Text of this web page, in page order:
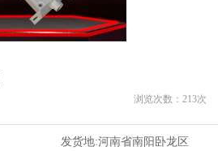
浏览次数： 213次
发货地:河南省南阳卧龙区